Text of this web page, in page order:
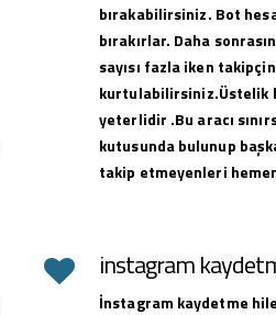
bırakabilirsiniz. Bot
bırakırlar. Daha
sayısı fazla iken
kurtulabilirsiniz.Üstelik
yeterlidir .Bu aracı
kutusunda bulunup
takip etmeyenleri
instagram
İnstagram kaydetme